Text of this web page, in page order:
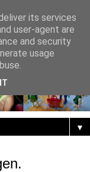
▼
its services
user-agent are
and security
usage